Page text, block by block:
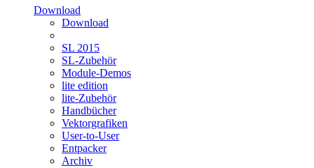
Download
Download
SL 2015
SL-Zubehör
Module-Demos
lite edition
lite-Zubehör
Handbücher
Vektorgrafiken
User-to-User
Entpacker
Archiv